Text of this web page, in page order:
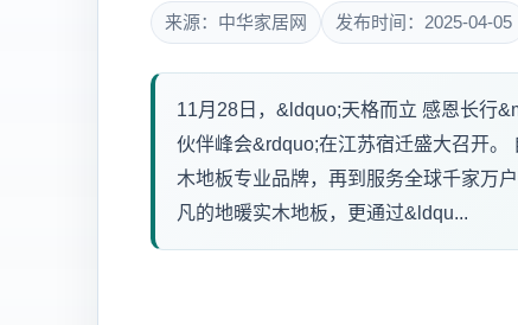
来源：中华家居网 发布时间：2025-04-05
11月28日，&ldquo;天格而立 感恩长行
伙伴峰会&rdquo;在江苏宿迁盛大召开
木地板专业品牌，再到服务全球千家万
凡的地暖实木地板，更通过&ldqu...